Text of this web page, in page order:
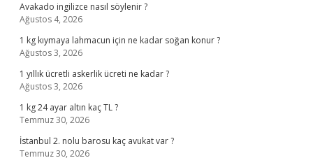
Avakado ingilizce nasıl söylenir ?
Ağustos 4, 2026
1 kg kıymaya lahmacun için ne kadar soğan konur ?
Ağustos 3, 2026
1 yıllık ücretli askerlik ücreti ne kadar ?
Ağustos 3, 2026
1 kg 24 ayar altın kaç TL ?
Temmuz 30, 2026
İstanbul 2. nolu barosu kaç avukat var ?
Temmuz 30, 2026